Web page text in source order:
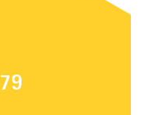
79